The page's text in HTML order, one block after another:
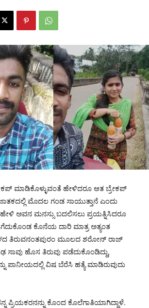
ಮಾಡಿಕೊಳ್ಳುವಂತೆ ಹೇಳಿದರೂ ಆತ ಬ್ರೇಕಪ್
ಮೊದಲ ಗಂಡ ಸಾಯುತ್ತಾನೆ ಎಂದು
ಹೇಳಿ ಅವನ ಮನಸ್ಸು ಬದಲಿಸಲು ಪ್ರಯತ್ನಿಸಿದರೂ
ಕೊನೆಯ ದಾರಿ ಮಾತ್ರ ಅತ್ಯಂತ
ತಿರುವನಂತಪುರಂ ಮೂಲದ ಶರೋನ್ ರಾಜ್
ಹೊಸ ತಿರುವು ಪಡೆದುಕೊಂಡಿದ್ದು,
ಪಾನೀಯದಲ್ಲಿ ವಿಷ ಬೆರೆಸಿ ಹತ್ಯೆ ಮಾಡಿರುವುದು
ಪ್ರಿಯಕರನನ್ನು ಕೊಂದ ಕೊಲೆಗಾತಿಯಾಗಿದ್ದಾಳೆ.